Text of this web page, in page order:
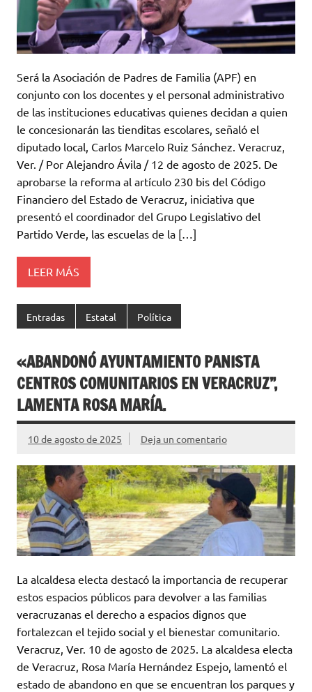
Será la Asociación de Padres de Familia (APF) en
conjunto con los docentes y el personal administrativo
de las instituciones educativas quienes decidan a quien
le concesionarán las tienditas escolares, señaló el
diputado local, Carlos Marcelo Ruiz Sánchez. Veracruz,
Ver. / Por Alejandro Ávila / 12 de agosto de 2025. De
aprobarse la reforma al artículo 230 bis del Código
Financiero del Estado de Veracruz, iniciativa que
presentó el coordinador del Grupo Legislativo del
Partido Verde, las escuelas de la […]
LEER MÁS
Entradas Estatal Política
«ABANDONÓ AYUNTAMIENTO PANISTA
CENTROS COMUNITARIOS EN VERACRUZ”,
LAMENTA ROSA MARÍA.
10 de agosto de 2025 Deja un comentario
La alcaldesa electa destacó la importancia de recuperar
estos espacios públicos para devolver a las familias
veracruzanas el derecho a espacios dignos que
fortalezcan el tejido social y el bienestar comunitario.
Veracruz, Ver. 10 de agosto de 2025. La alcaldesa electa
de Veracruz, Rosa María Hernández Espejo, lamentó el
estado de abandono en que se encuentran los parques y